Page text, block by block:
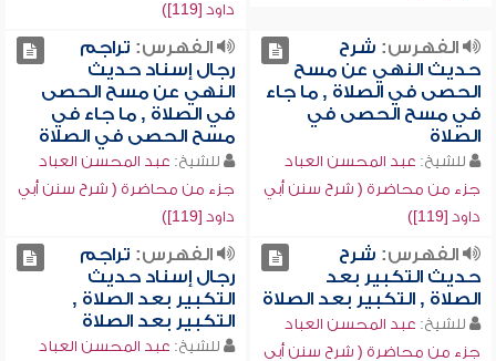
داود [119])
الفهرس: شرح
حديث النهي عن مسح
الحصى في الصلاة , ما جاء
في مسح الحصى في
الصلاة
للشيخ: عبد المحسن العباد
جزء من محاضرة ( شرح سنن أبي
داود [119])
الفهرس: تراجم
رجال إسناد حديث
النهي عن مسح الحصى
في الصلاة , ما جاء في
مسح الحصى في الصلاة
للشيخ: عبد المحسن العباد
جزء من محاضرة ( شرح سنن أبي
داود [119])
الفهرس: شرح
حديث التكبير بعد
الصلاة , التكبير بعد الصلاة
للشيخ: عبد المحسن العباد
جزء من محاضرة ( شرح سنن أبي
الفهرس: تراجم
رجال إسناد حديث
التكبير بعد الصلاة ,
التكبير بعد الصلاة
للشيخ: عبد المحسن العباد